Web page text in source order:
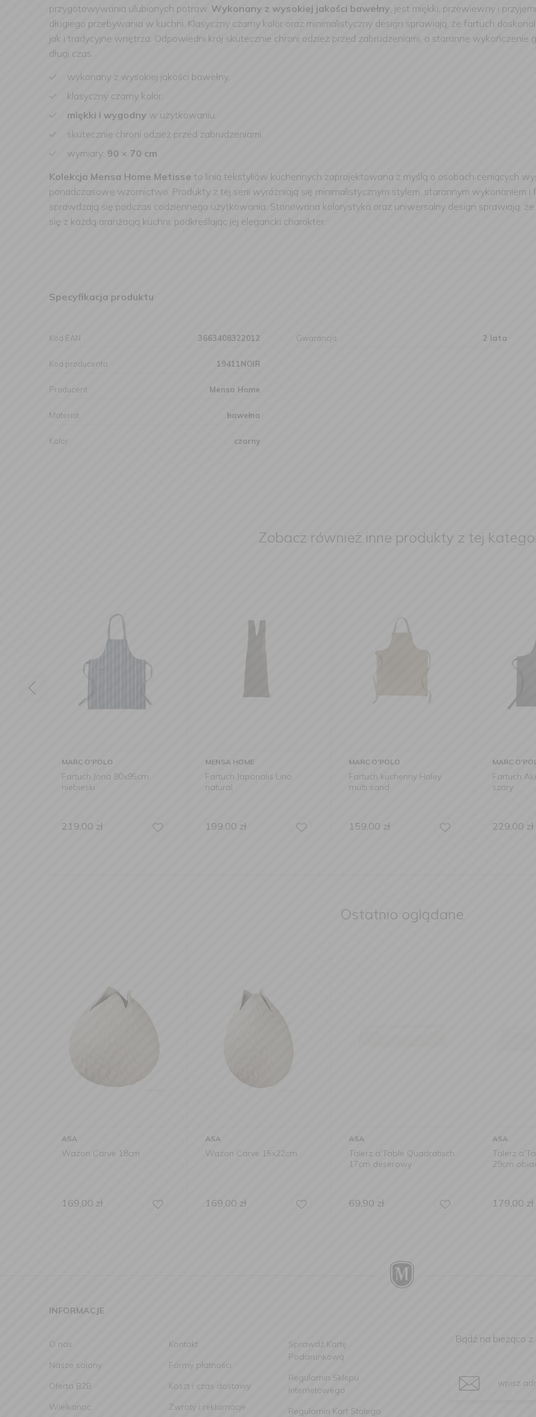
przygotowywania ulubionych potraw. Wykonany z wysokiej jakości bawełny, jest miękki, przewiewny i
długiego przebywania w kuchni. Klasyczny czarny kolor oraz minimalistyczny design sprawiają, że fartuch
jak i tradycyjne wnętrza. Odpowiedni krój skutecznie chroni odzież przed zabrudzeniami, a staranne
długi czas.
wykonany z wysokiej jakości bawełny,
klasyczny czarny kolor,
miękki i wygodny w użytkowaniu,
skutecznie chroni odzież przed zabrudzeniami,
wymiary: 90 × 70 cm.
Kolekcja Mensa Home Metisse to linia tekstyliów kuchennych zaprojektowana z myślą o osobach ceniących
ponadczasowe wzornictwo. Produkty z tej serii wyróżniają się minimalistycznym stylem, starannym wykonaniem i
sprawdzają się podczas codziennego użytkowania. Stonowana kolorystyka oraz uniwersalny design sprawiają,
się z każdą aranżacją kuchni, podkreślając jej elegancki charakter.
Specyfikacja produktu
Kod EAN 3663408322012
Kod producenta 19411NOIR
Producent Mensa Home
Materiał bawełna
Kolor czarny
Gwarancja 2 lata
Zobacz również inne produkty z tej
MENSA HOME
Fartuch Japonalis Lino
natural
199,00 zł
MARC O'POLO
Fartuch kuchenny Haley
multi sand
159,00 zł
MARC O'POLO
Fartuch Akalla 80x95cm
szary
229,00 zł
ASA
Fartuch ze
189,00 zł
Ostatnio oglądane
ASA
Wazon Carve 18cm
169,00 zł
ASA
Wazon Carve 15x22cm
169,00 zł
ASA
Talerz a'Table Quadratisch
17cm deserowy
69,90 zł
ASA
Talerz
29cm
179,00 zł
Bądź na bieżąco
INFORMACJE
O nas
Nasze salony
Oferta B2B
Wielkanoc
Kontakt
Formy płatności
Koszt i czas dostawy
Zwroty i reklamacje
Sprawdź Kartę
Podarunkową
Regulamin Sklepu
Internetowego
Regulamin Kart Stałego